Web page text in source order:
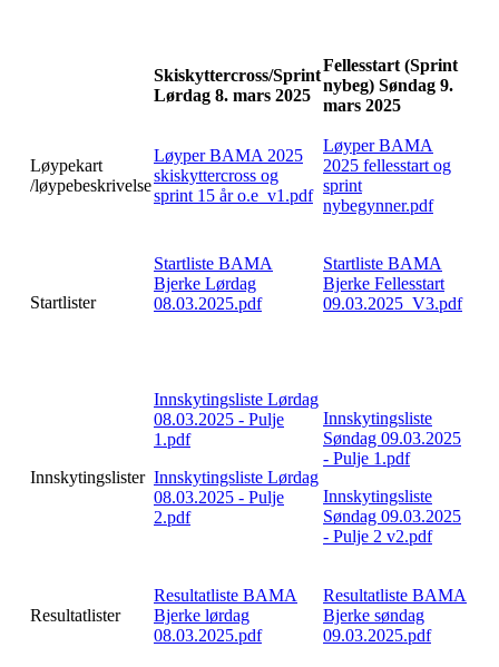
Skiskyttercross/Sprint
Lørdag 8. mars 2025
Fellesstart (Sprint
nybeg) Søndag 9.
mars 2025
Løypekart
/løypebeskrivelse
Løyper BAMA 2025
skiskyttercross og
sprint 15 år o.e_v1.pdf
Løyper BAMA
2025 fellesstart og
sprint
nybegynner.pdf
Startlister
Startliste BAMA
Bjerke Lørdag
08.03.2025.pdf
Startliste BAMA
Bjerke Fellesstart
09.03.2025_V3.pdf
Innskytingslister
Innskytingsliste Lørdag
08.03.2025 - Pulje
1.pdf
Innskytingsliste Lørdag
08.03.2025 - Pulje
2.pdf
Innskytingsliste
Søndag 09.03.2025
- Pulje 1.pdf
Innskytingsliste
Søndag 09.03.2025
- Pulje 2 v2.pdf
Resultatlister
Resultatliste BAMA
Bjerke lørdag
08.03.2025.pdf
Resultatliste BAMA
Bjerke søndag
09.03.2025.pdf